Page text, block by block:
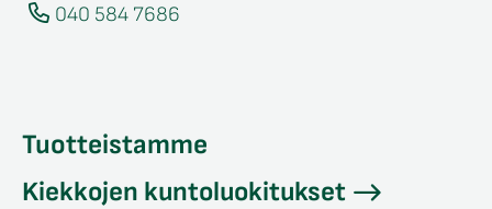
040 584 7686
Tuotteistamme
Kiekkojen kuntoluokitukset